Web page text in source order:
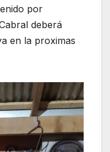
por
deberá
en la proximas